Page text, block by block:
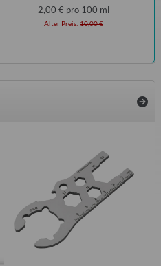
2,00 € pro 100 ml
Alter Preis: 10,00 €